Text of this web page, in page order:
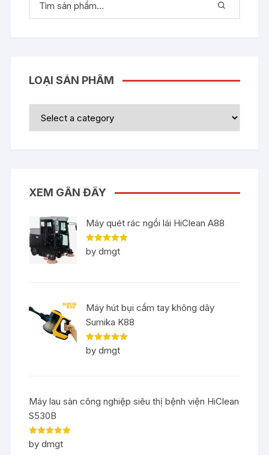
LOẠI SẢN PHẨM
XEM GẦN ĐÂY
Máy quét rác ngồi lái HiClean A88
Rated5out
of 5
by dmgt
Máy hút bụi cầm tay không dây
Sumika K88
Rated5out
of 5
by dmgt
Máy lau sàn công nghiệp siêu thị bệnh viện HiClean
S530B
Rated5out
of 5
by dmgt